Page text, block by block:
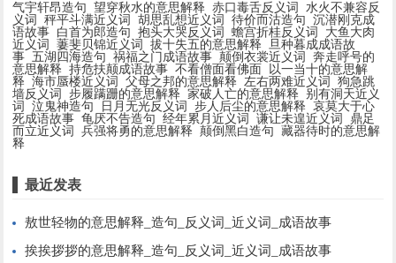
气宇轩昂造句 望穿秋水的意思解释 赤口毒舌反义词
水火不兼容反
义词
秤平斗满近义词 胡思乱想近义词 待价而沽造句
沉潜刚克成
语故事 白首为郎造句 抱头大哭反义词 蟾宫折桂反义词
大鱼大肉
近义词
萋斐贝锦近义词 拔十失五的意思解释
旦种暮成成语故
事 五湖四海造句 祸福之门成语故事 颠倒衣裳近义词
奔走呼号的
意思解释
持危扶颠成语故事 不看僧面看佛面
以一当十的意思解
释
海市蜃楼近义词 父母之邦的意思解释 左右两难近义词
狗急跳
墙反义词
步履蹒跚的意思解释 家破人亡的意思解释
别有洞天近义
词
泣鬼神造句 日月无光反义词 步人后尘的意思解释
哀莫大于心
死成语故事 龟厌不告造句 经年累月近义词 谦让未遑近义词
鼎足
而立近义词
兵强将勇的意思解释 颠倒黑白造句
藏器待时的意思解
释
最近发表
敖世轻物的意思解释_造句_反义词_近义词_成语故事
挨挨拶拶的意思解释_造句_反义词_近义词_成语故事